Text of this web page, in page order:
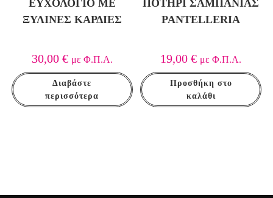
ΕΥΧΟΛΌΓΙΟ ΜΕ
ΞΎΛΙΝΕΣ ΚΑΡΔΙΈΣ
30,00 € με Φ.Π.Α.
Διαβάστε
περισσότερα
ΠΟΤΉΡΙ ΣΑΜΠΆΝΙΑΣ
PANTELLERIA
19,00€ με Φ.Π.Α.
Προσθήκη στο
καλάθι